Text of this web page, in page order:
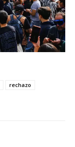
rechazo